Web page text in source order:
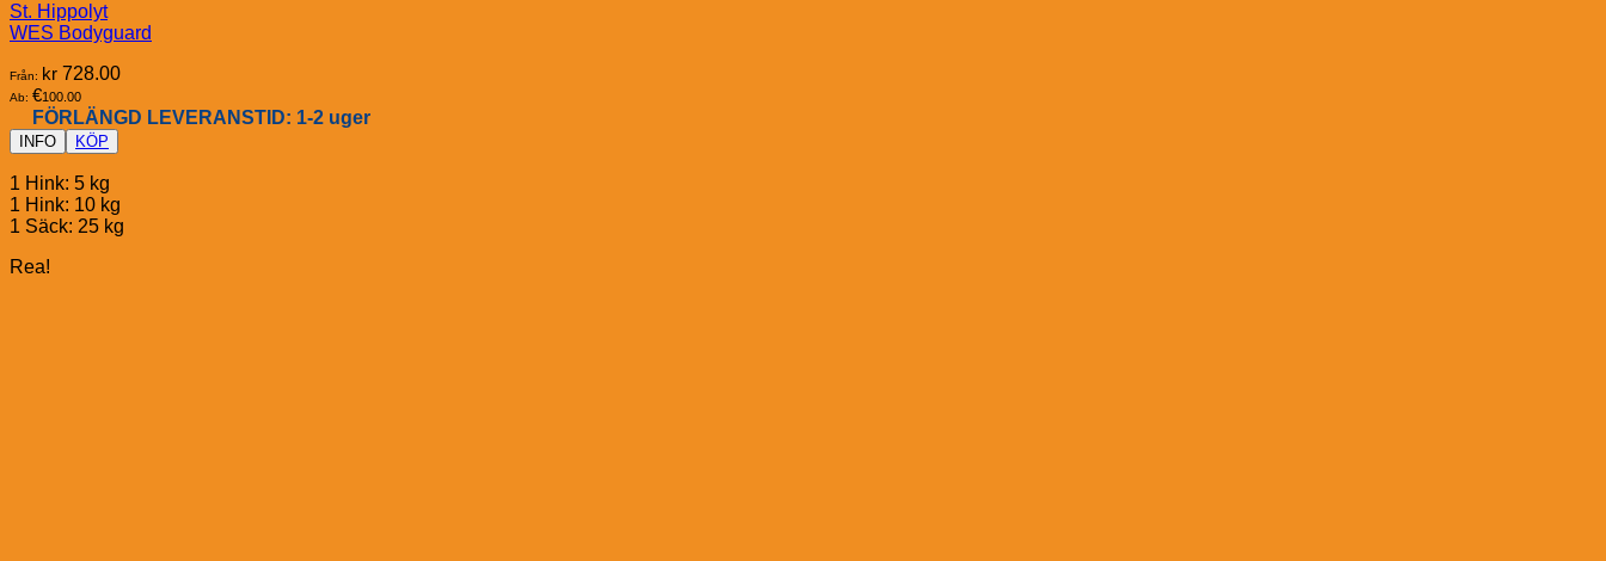
St. Hippolyt
WES Bodyguard
Från: kr 728.00
Ab: €100.00
FÖRLÄNGD LEVERANSTID: 1-2 uger
INFO KÖP
1 Hink: 5 kg
1 Hink: 10 kg
1 Säck: 25 kg
Rea!